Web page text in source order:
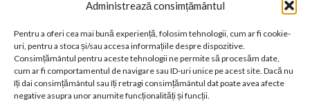
Administrează consimțământul
Pentru a oferi cea mai bună experiență, folosim tehnologii, cum ar fi cookie-
uri, pentru a stoca și/sau accesa informațiile despre dispozitive.
Consimțământul pentru aceste tehnologii ne permite să procesăm date,
cum ar fi comportamentul de navigare sau ID-uri unice pe acest site. Dacă nu
îți dai consimțământul sau îți retragi consimțământul dat poate avea afecte
negative asupra unor anumite funcționalități și funcții.
Lenjerii de pat din finet
Lenjerii de pat cu elastic
Lenjerii de pat cu volanase
Lenjerii creponate
Lenjerii UNI
Contul meu